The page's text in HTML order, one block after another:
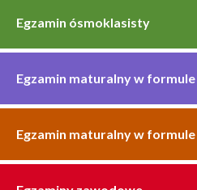
Egzamin ósmoklasisty
Egzamin maturalny w formule
Egzamin maturalny w formule